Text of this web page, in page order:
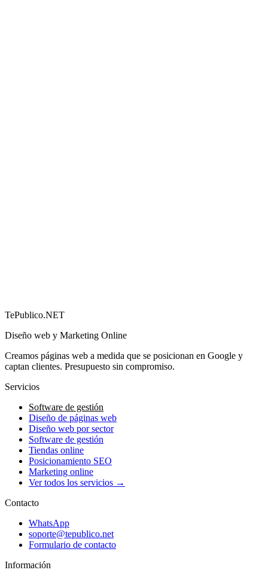
→
TePublico.NET
Diseño web y Marketing Online
Creamos páginas web a medida que se posicionan en Google y
captan clientes. Presupuesto sin compromiso.
Servicios
Software de gestión
Diseño de páginas web
Diseño web por sector
Software de gestión
Tiendas online
Posicionamiento SEO
Marketing online
Ver todos los servicios →
Contacto
WhatsApp
soporte@tepublico.net
Formulario de contacto
Información